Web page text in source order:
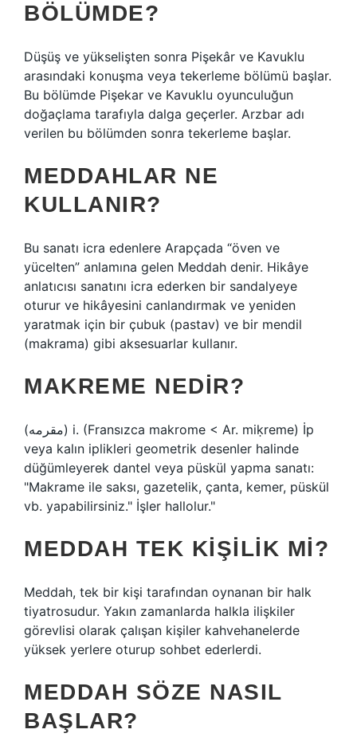
BÖLÜMDE?
Düşüş ve yükselişten sonra Pişekâr ve Kavuklu
arasındaki konuşma veya tekerleme bölümü başlar.
Bu bölümde Pişekar ve Kavuklu oyunculuğun
doğaçlama tarafıyla dalga geçerler. Arzbar adı
verilen bu bölümden sonra tekerleme başlar.
MEDDAHLAR NE
KULLANIR?
Bu sanatı icra edenlere Arapçada “öven ve
yücelten” anlamına gelen Meddah denir. Hikâye
anlatıcısı sanatını icra ederken bir sandalyeye
oturur ve hikâyesini canlandırmak ve yeniden
yaratmak için bir çubuk (pastav) ve bir mendil
(makrama) gibi aksesuarlar kullanır.
MAKREME NEDIR?
(ﻣﻘﺮﻣﻪ) i. (Fransızca makrome < Ar. miḳreme) İp
veya kalın iplikleri geometrik desenler halinde
düğümleyerek dantel veya püskül yapma sanatı:
"Makrame ile saksı, gazetelik, çanta, kemer, püskül
vb. yapabilirsiniz." İşler hallolur."
MEDDAH TEK KIŞILIK MI?
Meddah, tek bir kişi tarafından oynanan bir halk
tiyatrosudur. Yakın zamanlarda halkla ilişkiler
görevlisi olarak çalışan kişiler kahvehanelerde
yüksek yerlere oturup sohbet ederlerdi.
MEDDAH SÖZE NASIL
BAŞLAR?